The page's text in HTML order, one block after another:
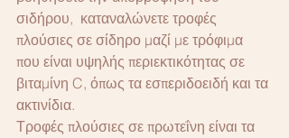
σιδήρου,  καταναλώνετε τροφές
πλούσιες σε σίδηρο μαζί με τρόφιμα
που είναι υψηλής περιεκτικότητας σε
βιταμίνη C, όπως τα εσπεριδοειδή και τα
ακτινίδια.
Τροφές πλούσιες σε πρωτεΐνη είναι τα